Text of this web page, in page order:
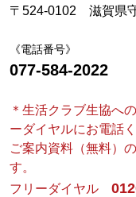
〒524-0102 滋賀県
《電話番号》
077-584-2022
＊生活クラブ生協へ
ーダイヤルにお電話く
ご案内資料（無料）
す。
フリーダイヤル